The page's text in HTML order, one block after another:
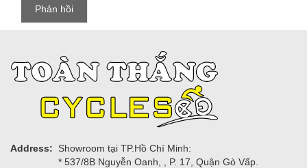
Address:
Showroom tại TP.Hồ Chí Minh:
* 537/8B Nguyễn Oanh, , P. 17, Quận Gò Vấp.